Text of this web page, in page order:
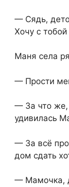
— Сядь,
Хочу с тобой
Маня села
— Прости
— За что
удивилась
— За всё
дом сдать
— Мамочка,